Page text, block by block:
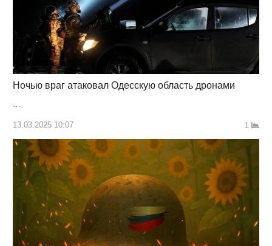
Ночью враг атаковал Одесскую область дронами
…
13.03.2025 10:07 1